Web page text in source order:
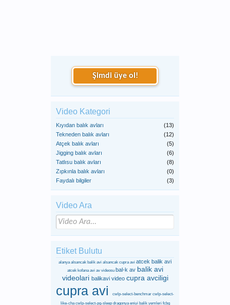
Şimdi üye ol!
Video Kategori
Kıyıdan balık avları
(13)
Tekneden balık avları
(12)
Atçek balık avları
(5)
Jigging balık avları
(6)
Tatlısu balık avları
(8)
Zıpkınla balık avları
(0)
Faydalı bilgiler
(3)
Video Ara
Etiket Bulutu
alanya alsancak balik avi alsancak cupra avi atcek balik avi
atcek kofana avi av videosu bal-k av balik avi
videolari balikavi video cupra avciligi
cupra avi cwlp-select-benchmar cwlp-select-
like-cha cwlp-select-pg-sleep dragonya eniyi balik yemleri fcbg